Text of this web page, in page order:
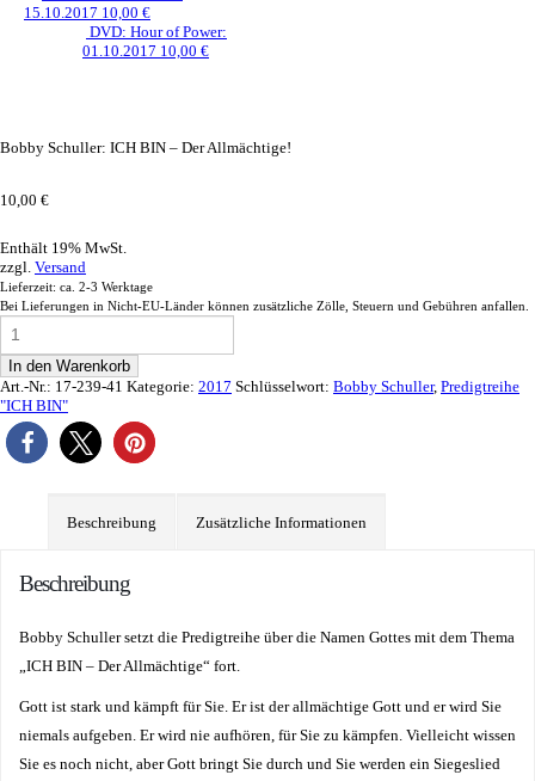
15.10.2017 10,00 €
DVD: Hour of Power:
01.10.2017 10,00 €
Bobby Schuller: ICH BIN – Der Allmächtige!
10,00 €
Enthält 19% MwSt.
zzgl. Versand
Lieferzeit: ca. 2-3 Werktage
Bei Lieferungen in Nicht-EU-Länder können zusätzliche Zölle, Steuern und Gebühren anfallen.
In den Warenkorb
Art.-Nr.: 17-239-41 Kategorie: 2017 Schlüsselwort: Bobby Schuller, Predigtreihe
"ICH BIN"
Beschreibung Zusätzliche Informationen
Beschreibung
Bobby Schuller setzt die Predigtreihe über die Namen Gottes mit dem Thema
„ICH BIN – Der Allmächtige“ fort.
Gott ist stark und kämpft für Sie. Er ist der allmächtige Gott und er wird Sie
niemals aufgeben. Er wird nie aufhören, für Sie zu kämpfen. Vielleicht wissen
Sie es noch nicht, aber Gott bringt Sie durch und Sie werden ein Siegeslied